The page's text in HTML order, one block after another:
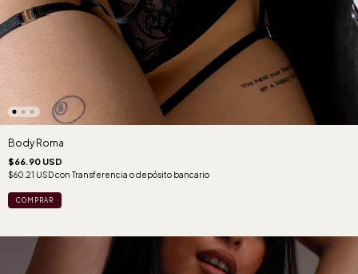
Body Roma
$66.90 USD
$60.21 USDcon Transferencia o depósito bancario
COMPRAR